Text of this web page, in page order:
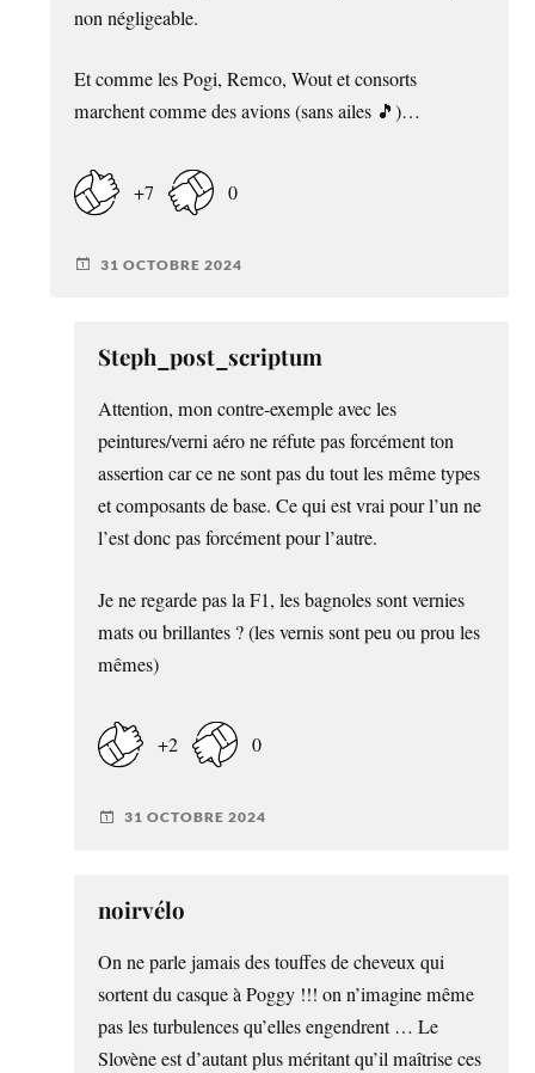
non négligeable.
Et comme les Pogi, Remco, Wout et consorts
marchent comme des avions (sans ailes 🎵)…
+7 0
31 OCTOBRE 2024
Steph_post_scriptum
Attention, mon contre-exemple avec les
peintures/verni aéro ne réfute pas forcément ton
assertion car ce ne sont pas du tout les même types
et composants de base. Ce qui est vrai pour l’un ne
l’est donc pas forcément pour l’autre.
Je ne regarde pas la F1, les bagnoles sont vernies
mats ou brillantes ? (les vernis sont peu ou prou les
mêmes)
+2 0
31 OCTOBRE 2024
noirvélo
On ne parle jamais des touffes de cheveux qui
sortent du casque à Poggy !!! on n’imagine même
pas les turbulences qu’elles engendrent … Le
Slovène est d’autant plus méritant qu’il maîtrise ces